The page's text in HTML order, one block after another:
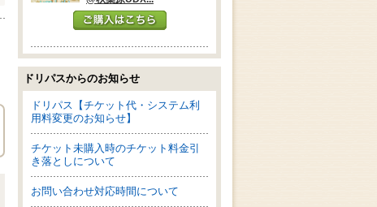
ドリパスからのお知らせ
ドリパス【チケット代・システム利
用料変更のお知らせ】
チケット未購入時のチケット料金引
き落としについて
お問い合わせ対応時間について